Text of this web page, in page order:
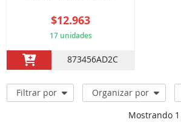
$12.963
17 unidades
873456AD2C
Filtrar por Organizar por
Mostrando 1